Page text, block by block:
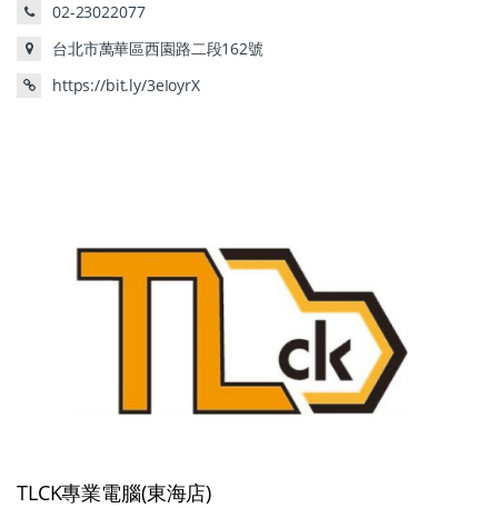
02-23022077
台北市萬華區西園路二段162號
https://bit.ly/3eIoyrX
TLCK專業電腦(東海店)